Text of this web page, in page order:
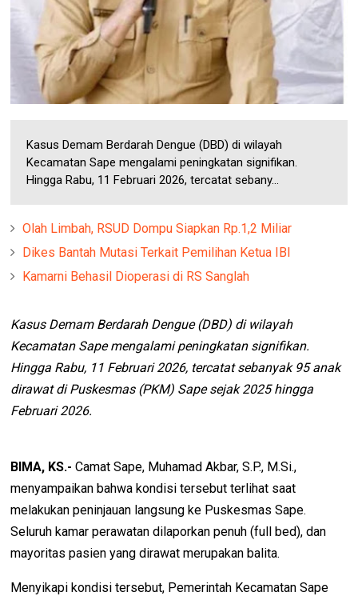
Kasus Demam Berdarah Dengue (DBD) di wilayah
Kecamatan Sape mengalami peningkatan signifikan.
Hingga Rabu, 11 Februari 2026, tercatat sebany...
Olah Limbah, RSUD Dompu Siapkan Rp.1,2 Miliar
Dikes Bantah Mutasi Terkait Pemilihan Ketua IBI
Kamarni Behasil Dioperasi di RS Sanglah
Kasus Demam Berdarah Dengue (DBD) di wilayah
Kecamatan Sape mengalami peningkatan signifikan.
Hingga Rabu, 11 Februari 2026, tercatat sebanyak 95 anak
dirawat di Puskesmas (PKM) Sape sejak 2025 hingga
Februari 2026.
BIMA, KS.- Camat Sape, Muhamad Akbar, S.P., M.Si.,
menyampaikan bahwa kondisi tersebut terlihat saat
melakukan peninjauan langsung ke Puskesmas Sape.
Seluruh kamar perawatan dilaporkan penuh (full bed), dan
mayoritas pasien yang dirawat merupakan balita.
Menyikapi kondisi tersebut, Pemerintah Kecamatan Sape